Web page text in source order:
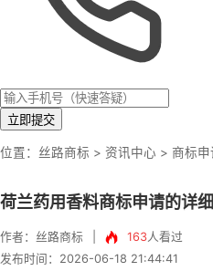
立即提交
位置： 丝路商标 > 资讯中心 > 商标申
荷兰药用香料商标申请的详
作者：丝路商标 163人看过
发布时间：2026-06-18 21:44:41